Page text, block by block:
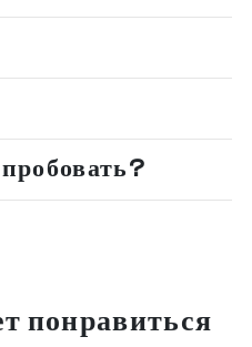
понравиться